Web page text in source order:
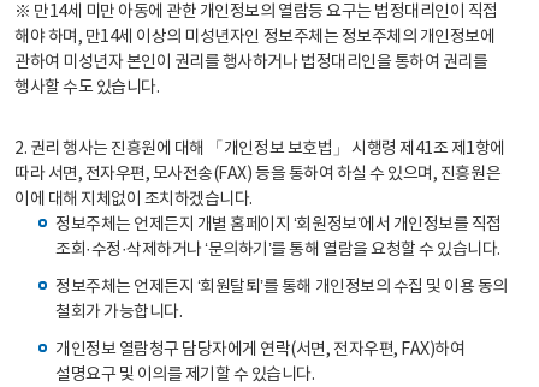
※ 만14세 미만 아동에 관한 개인정보의 열람등 요구는 법정대리인이 직접
해야 하며, 만14세 이상의 미성년자인 정보주체는 정보주체의 개인정보에
관하여 미성년자 본인이 권리를 행사하거나 법정대리인을 통하여 권리를
행사할 수도 있습니다.
2. 권리 행사는 진흥원에 대해 「개인정보 보호법」 시행령 제41조 제1항에
따라 서면, 전자우편, 모사전송(FAX) 등을 통하여 하실 수 있으며, 진흥원은
이에 대해 지체없이 조치하겠습니다.
정보주체는 언제든지 개별 홈페이지 ‘회원정보’에서 개인정보를 직접
조회·수정·삭제하거나 ‘문의하기’를 통해 열람을 요청할 수 있습니다.
정보주체는 언제든지 ‘회원탈퇴’를 통해 개인정보의 수집 및 이용 동의
철회가 가능합니다.
개인정보 열람청구 담당자에게 연락(서면, 전자우편, FAX)하여
설명요구 및 이의를 제기할 수 있습니다.